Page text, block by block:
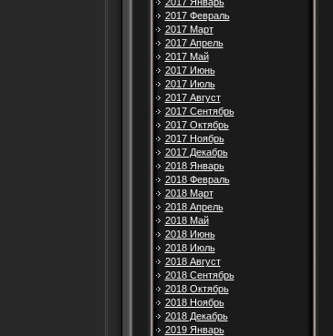
2017 Февраль
2017 Март
2017 Апрель
2017 Май
2017 Июнь
2017 Июль
2017 Август
2017 Сентябрь
2017 Октябрь
2017 Ноябрь
2017 Декабрь
2018 Январь
2018 Февраль
2018 Март
2018 Апрель
2018 Май
2018 Июнь
2018 Июль
2018 Август
2018 Сентябрь
2018 Октябрь
2018 Ноябрь
2018 Декабрь
2019 Январь